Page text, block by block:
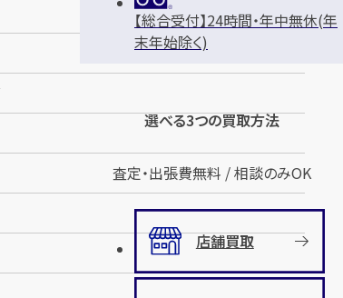
【総合受付】24時間・年中無休(年
末年始除く)
選べる3つの買取方法
査定・出張費無料 / 相談のみOK
店舗買取